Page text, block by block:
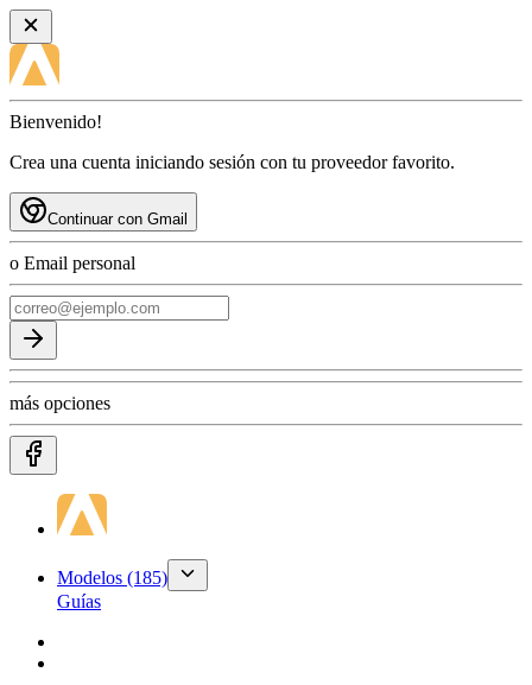
Bienvenido!
Crea una cuenta iniciando sesión con tu proveedor favorito.
Continuar con Gmail
o Email personal
más opciones
Modelos (185)
Guías